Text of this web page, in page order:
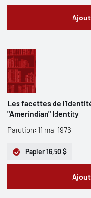
Les facettes de
"Amerindian" Identity
Parution: 11 mai 1976
Papier16,50 $